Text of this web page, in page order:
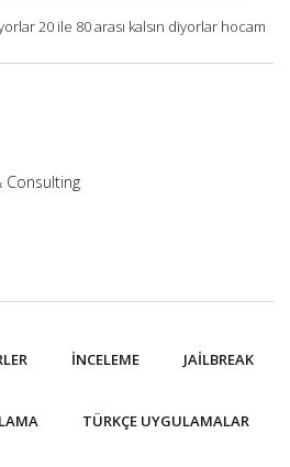
20 ile 80 arası kalsın diyorlar hocam
Consulting
İNCELEME JAILBREAK
TÜRKÇE UYGULAMALAR